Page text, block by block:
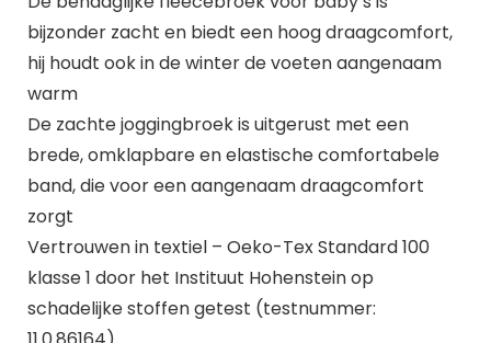
bijzonder zacht en biedt een hoog draagcomfort,
hij houdt ook in de winter de voeten aangenaam
warm
De zachte joggingbroek is uitgerust met een
brede, omklapbare en elastische comfortabele
band, die voor een aangenaam draagcomfort
zorgt
Vertrouwen in textiel – Oeko-Tex Standard 100
klasse 1 door het Instituut Hohenstein op
schadelijke stoffen getest (testnummer: